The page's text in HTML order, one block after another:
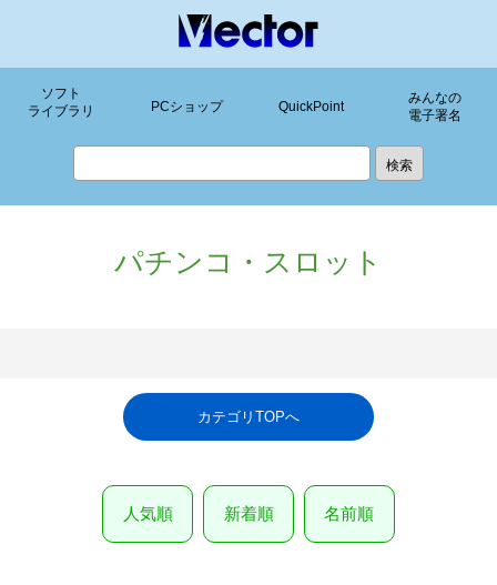
ソフト
ライブラリ
PCショップ QuickPoint
みんなの
電子署名
パチンコ・スロット
カテゴリTOPへ
人気順 新着順 名前順